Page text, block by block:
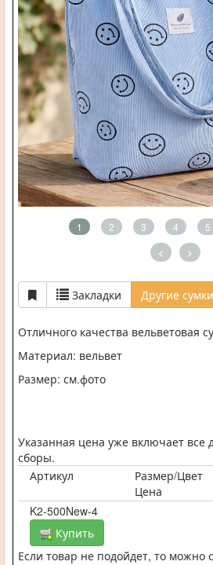
1 2 3 4 5
< >
Закладки Другие сумки
Отличного качества вельветовая
Материал: вельвет
Размер: см.фото
Указанная цена уже включает все
сборы.
Артикул
Размер/Цвет
Цена
K2-500New-4
Купить
Если товар не подойдет, то можно